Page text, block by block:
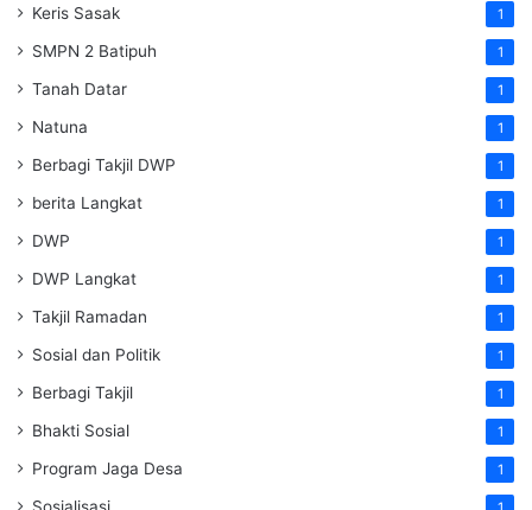
Keris Sasak 1
SMPN 2 Batipuh 1
Tanah Datar 1
Natuna 1
Berbagi Takjil DWP 1
berita Langkat 1
DWP 1
DWP Langkat 1
Takjil Ramadan 1
Sosial dan Politik 1
Berbagi Takjil 1
Bhakti Sosial 1
Program Jaga Desa 1